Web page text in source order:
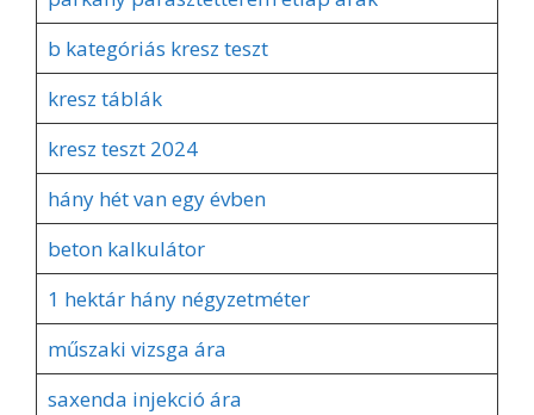
b kategóriás kresz teszt
kresz táblák
kresz teszt 2024
hány hét van egy évben
beton kalkulátor
1 hektár hány négyzetméter
műszaki vizsga ára
saxenda injekció ára